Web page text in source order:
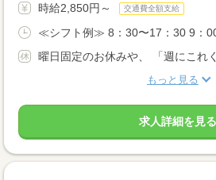
時給2,850円～ 交通費全額支給
≪シフト例≫ 8：30〜17：30 9：00
曜日固定のお休みや、 「週にこれ
もっと見る
求人詳細を見る